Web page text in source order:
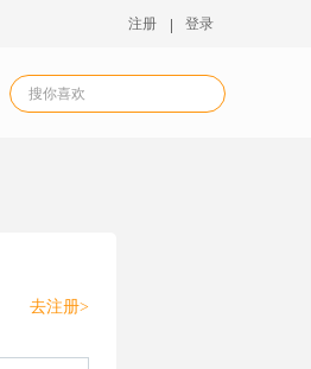
注册 登录
去注册>